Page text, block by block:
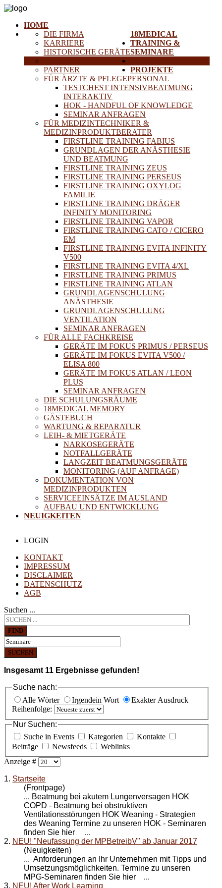
HOME
18MEDICAL
DIE FIRMA
KARRIERE
HISTORISCHE GERÄTE
PARTNER
TRAINING &
SEMINARE
FÜR ÄRZTE & PFLEGEPERSONAL
TESTCHEST INTENSIVBEATMUNG
INTERAKTIV
HOK - HANDFUL OF KNOWLEDGE
SEMINAR ANFRAGEN
FÜR MEDIZINTECHNIKER &
MEDIZINPRODUKTBERATER
FIRSTLINE TRAINING FABIUS
GRUNDLAGEN DER ANÄSTHESIE
UND BEATMUNG
FIRSTLINE TRAINING ZEUS
FIRSTLINE TRAINING PERSEUS
FIRSTLINE TRAINING OXYLOG
FAMILIE
FIRSTLINE TRAINING DRÄGER
INFINITY MONITORING
FIRSTLINE TRAINING VAPOR
FIRSTLINE TRAINING CATO / CICERO
EM
FIRSTLINE TRAINING EVITA INFINITY
V500
FIRSTLINE TRAINING EVITA 4/XL
FIRSTLINE TRAINING PRIMUS
FIRSTLINE TRAINING ATLAN
GRUNDLAGENSCHULUNG
ANÄSTHESIE
GRUNDLAGENSCHULUNG
VENTILATION
SEMINAR ANFRAGEN
FÜR ALLE FACHKREISE
GERÄTE IM FOKUS PRIMUS / PERSEUS
GERÄTE IM FOKUS EVITA V500 /
ELISA 800
GERÄTE IM FOKUS ATLAN / LEON
PLUS
SEMINAR ANFRAGEN
DIE SCHULUNGSRÄUME
18MEDICAL MEMORY
GÄSTEBUCH
WARTUNG & REPARATUR
LEIH- & MIETGERÄTE
NARKOSEGERÄTE
NOTFALLGERÄTE
LANGZEIT BEATMUNGSGERÄTE
MONITORING (AUF ANFRAGE)
DOKUMENTATION VON
MEDIZINPRODUKTEN
PROJEKTE
SERVICEEINSÄTZE IM AUSLAND
AUFBAU UND ENTWICKLUNG
NEUIGKEITEN
LOGIN
KONTAKT
IMPRESSUM
DISCLAIMER
DATENSCHUTZ
AGB
Suchen ...
FIND
SUCHEN
Insgesamt 11 Ergebnisse gefunden!
Suche nach:
Alle Wörter
Irgendein Wort
Exakter Ausdruck
Reihenfolge:
Nur Suchen:
Suche in Events
Kategorien
Kontakte
Beiträge
Newsfeeds
Weblinks
Anzeige #
1. Startseite
(Frontpage)
... Beatmung bei akutem Lungenversagen HOK
COPD - Beatmung bei obstruktiven
Ventilationsstörungen HOK Weaning - Strategien
des Weaning Termine zu unseren HOK - Seminaren
finden Sie hier ...
2. NEU! "Neufassung der MPBetreibV" ab Januar 2017
(Neuigkeiten)
... Anforderungen an Ihr Unternehmen mit Tipps und
Umsetzungsmöglichkeiten. Termine zu unseren
MPG-Seminaren finden Sie hier ...
3. NEU! After Work Learning